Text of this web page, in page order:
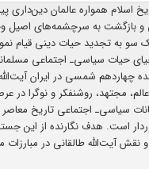
اسلام همواره عالمان دین‌داری
و بازگشت به سرچشمه‌های اصیل
سو به تجدید حیات دینی قیام
حیات سیاسی‌ـ اجتماعی
چهاردهم شمسی در ایران
مجتهد، روشنفکر و نوگرا در
سیاسی‌ـ اجتماعی تاریخ معاصر
است. هدف نگارنده از این
و نقش آیت‌الله طالقانی در مبارزات